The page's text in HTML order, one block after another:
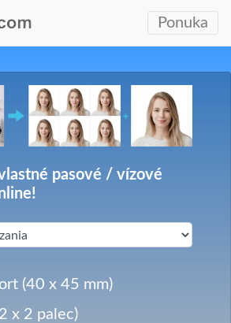
Ponuka
pasové / vízové
(40 x 45 mm)
x 2 palec)